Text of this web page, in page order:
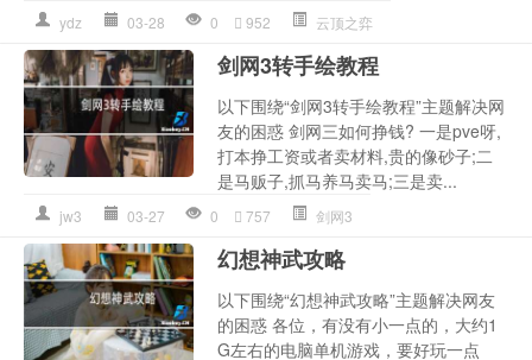
ydz 03-28 0 952 云顶之弈
剑网3转手绘教程
以下围绕“剑网3转手绘教程”主题解决网
友的困惑 剑网三如何挣钱? 一是pve呀,
打本挣工资或者卖材料,贵的像砂子;二
是马贩子,抓马养马卖马;三是卖...
jw3 03-27 0 757 剑网3
幻想神武攻略
以下围绕“幻想神武攻略”主题解决网友
的困惑 各位，有没有小一点的，大约1
G左右的电脑单机游戏，要好玩一点